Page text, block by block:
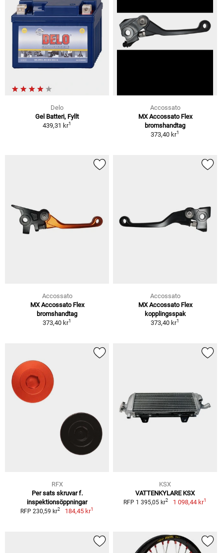
Delo
Gel Batteri, Fyllt
439,31 kr1
Accossato
MX Accossato Flex
bromshandtag
373,40 kr1
Accossato
MX Accossato Flex
bromshandtag
373,40 kr1
Accossato
MX Accossato Flex
kopplingsspak
373,40 kr1
RFX
Per sats skruvar f.
inspektionsöppningar
RFP 230,59 kr2 184,45 kr1
KSX
VATTENKYLARE KSX
RFP 1 395,05 kr2 1 098,44 kr1